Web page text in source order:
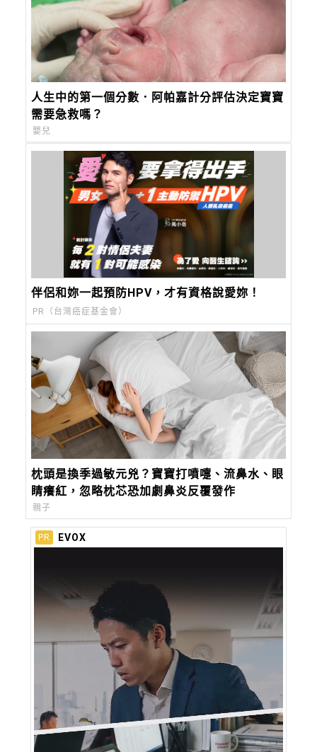
人生中的第一個分數．阿帕嘉計分評估決定寶寶
需要急救嗎？
嬰兒
伴侶和妳一起預防HPV，才有資格說愛妳！
PR（台灣癌症基金會）
枕頭是換季過敏元兇？寶寶打噴嚏、流鼻水、眼
睛癢紅，忽略枕芯恐加劇鼻炎反覆發作
親子
PR EVOX